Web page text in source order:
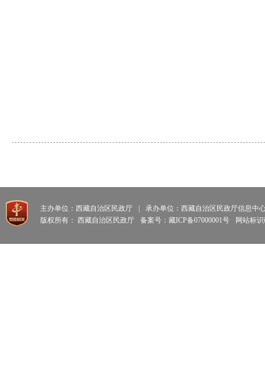
主办单位：西藏自治区民政厅
承办单位：西藏自治区民政厅信息中
版权所有： 西藏自治区民政厅
备案号：藏ICP备07000001号 网站标识